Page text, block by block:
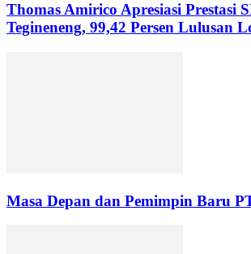
Thomas Amirico Apresiasi Prestasi
Tegineneng, 99,42 Persen Lulusan
Masa Depan dan Pemimpin Baru